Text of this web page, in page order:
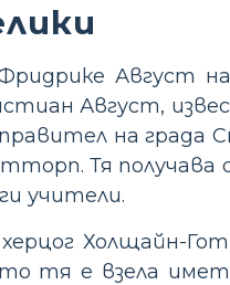
Август
Август,
на града
Тя получава
учители.
Холщайн-
тя е взела